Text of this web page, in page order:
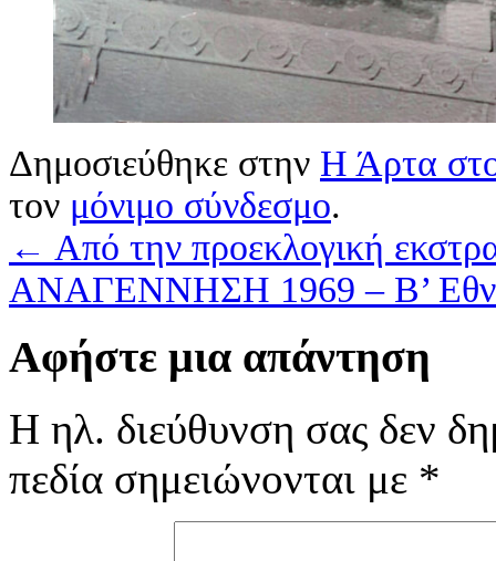
Δημοσιεύθηκε στην Η Άρτα
τον μόνιμο σύνδεσμο.
← Από την προεκλογική
ΑΝΑΓΕΝΝΗΣΗ 1969 – Β’
Αφήστε μια απάντηση
Η ηλ. διεύθυνση σας δεν
πεδία σημειώνονται με *